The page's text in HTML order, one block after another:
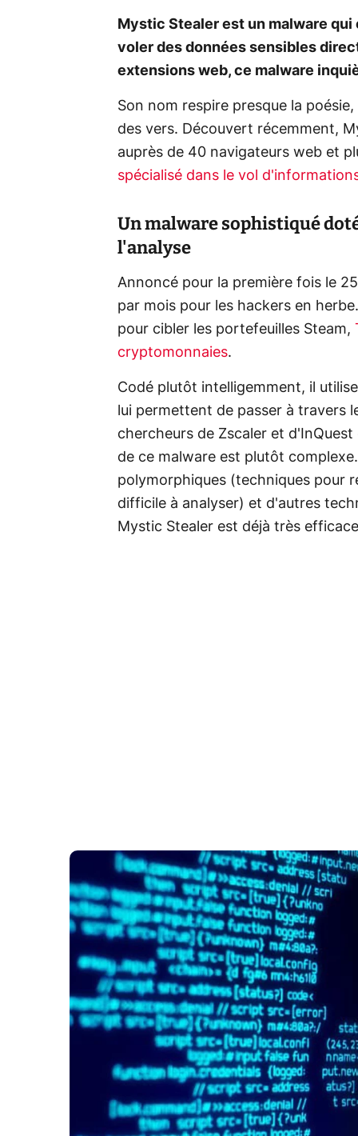
Mystic Stealer est un malware
voler des données sensibles
extensions web, ce malware
Son nom respire presque la
des vers. Découvert récemment,
auprès de 40 navigateurs web et
spécialisé dans le vol
Un malware sophistiqué
l'analyse
Annoncé pour la première fois le
par mois pour les hackers en
pour cibler les portefeuilles Steam,
cryptomonnaies.
Codé plutôt intelligemment, il
lui permettent de passer à travers
chercheurs de Zscaler et
de ce malware est plutôt
polymorphiques (techniques pour
difficile à analyser) et d'autres
Mystic Stealer est déjà très